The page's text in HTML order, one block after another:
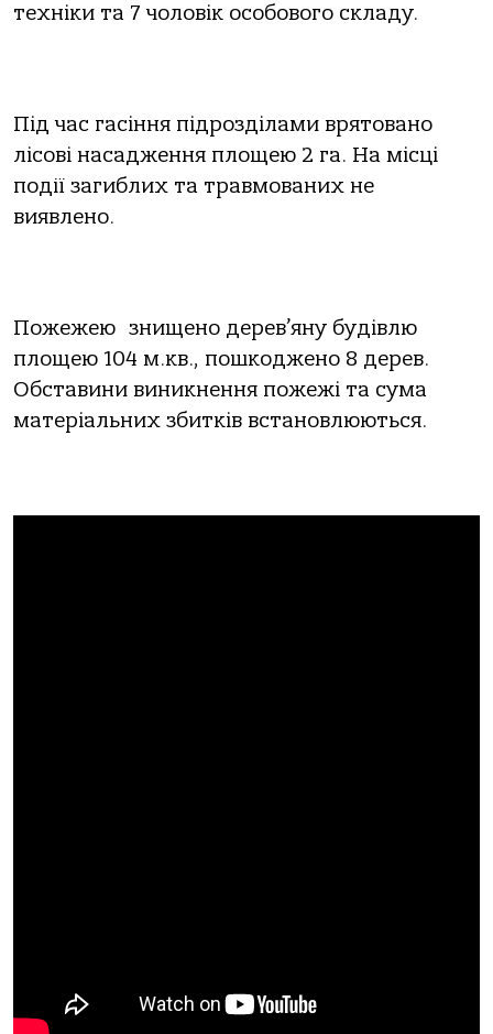
техніки та 7 чоловік особового складу.
Під час гасіння підрозділами врятовано
лісові насадження площею 2 га. На місці
події загиблих та травмованих не
виявлено.
Пожежею знищено дерев’яну будівлю
площею 104 м.кв., пошкоджено 8 дерев.
Обставини виникнення пожежі та сума
матеріальних збитків встановлюються.